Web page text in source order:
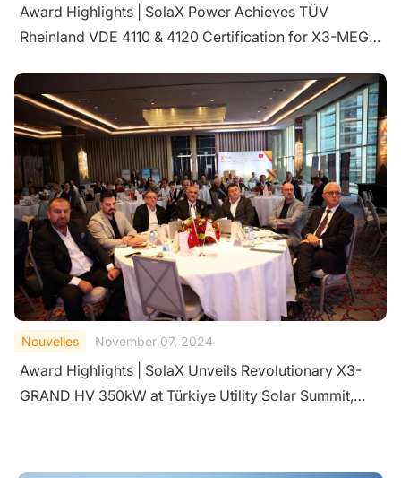
Award Highlights | SolaX Power Achieves TÜV
Rheinland VDE 4110 & 4120 Certification for X3-MEGA
Nouvelles November 07, 2024
Award Highlights | SolaX Unveils Revolutionary X3-
GRAND HV 350kW at Türkiye Utility Solar Summit,